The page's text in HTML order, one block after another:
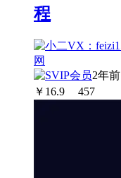
程
2年前
￥ 16.9 457